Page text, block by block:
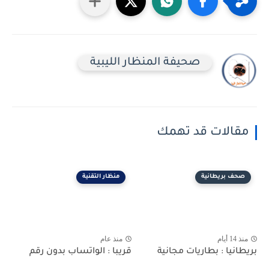
صحيفة المنظار الليبية
مقالات قد تهمك
صحف بريطانية
منذ 14 أيام
بريطانيا : بطاريات مجانية
منظار التقنية
منذ عام
قريبا : الواتساب بدون رقم